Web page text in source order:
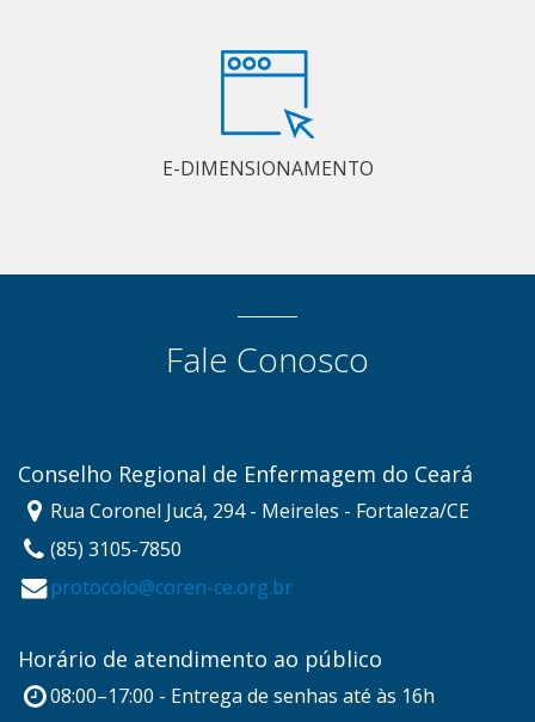
E-DIMENSIONAMENTO
Fale Conosco
Conselho Regional de Enfermagem do Ceará
Rua Coronel Jucá, 294 - Meireles - Fortaleza/CE
(85) 3105-7850
protocolo@coren-ce.org.br
Horário de atendimento ao público
08:00–17:00 - Entrega de senhas até às 16h